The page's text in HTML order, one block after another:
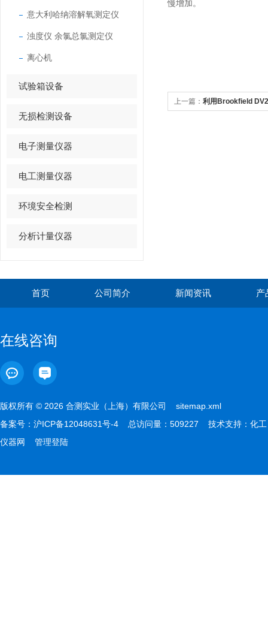
意大利哈纳溶解氧测定仪
浊度仪 余氯总氯测定仪
离心机
试验箱设备
无损检测设备
电子测量仪器
电工测量仪器
环境安全检测
分析计量仪器
慢增加。
上一篇： 利用Brookfield
首页 公司简介 新闻资讯 产
在线咨询
版权所有 © 2026 合测实业（上海）有限公司 sitemap.xml
备案号： 沪ICP备12048631号-4 总访问量：509227 技术支持： 化工
仪器网
管理登陆